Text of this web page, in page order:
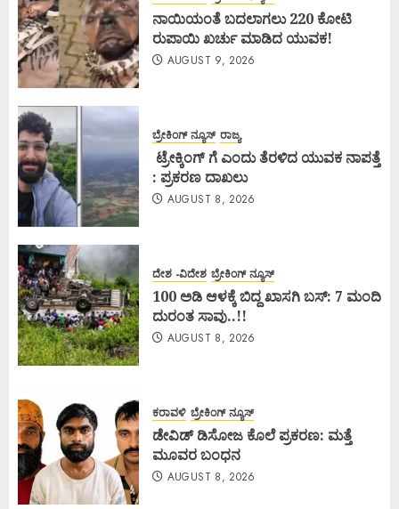
ನಾಯಿಯಂತೆ ಬದಲಾಗಲು 220 ಕೋಟಿ
ರುಪಾಯಿ ಖರ್ಚು ಮಾಡಿದ ಯುವಕ!
AUGUST 9, 2026
ಬ್ರೇಕಿಂಗ್ ನ್ಯೂಸ್ ರಾಜ್ಯ
ಟ್ರೇಕ್ಕಿಂಗ್ ಗೆ ಎಂದು ತೆರಳಿದ ಯುವಕ ನಾಪತ್ತೆ
: ಪ್ರಕರಣ ದಾಖಲು
AUGUST 8, 2026
ದೇಶ -ವಿದೇಶ ಬ್ರೇಕಿಂಗ್ ನ್ಯೂಸ್
100 ಅಡಿ ಆಳಕ್ಕೆ ಬಿದ್ದ ಖಾಸಗಿ ಬಸ್: 7 ಮಂದಿ
ದುರಂತ ಸಾವು..!!
AUGUST 8, 2026
ಕರಾವಳಿ ಬ್ರೇಕಿಂಗ್ ನ್ಯೂಸ್
ಡೇವಿಡ್ ಡಿಸೋಜ ಕೊಲೆ ಪ್ರಕರಣ: ಮತ್ತೆ
ಮೂವರ ಬಂಧನ
AUGUST 8, 2026